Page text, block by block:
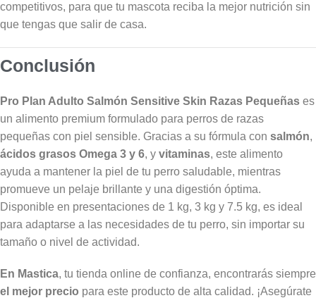
competitivos, para que tu mascota reciba la mejor nutrición sin
que tengas que salir de casa.
Conclusión
Pro Plan Adulto Salmón Sensitive Skin Razas Pequeñas es
un alimento premium formulado para perros de razas
pequeñas con piel sensible. Gracias a su fórmula con salmón,
ácidos grasos Omega 3 y 6, y vitaminas, este alimento
ayuda a mantener la piel de tu perro saludable, mientras
promueve un pelaje brillante y una digestión óptima.
Disponible en presentaciones de 1 kg, 3 kg y 7.5 kg, es ideal
para adaptarse a las necesidades de tu perro, sin importar su
tamaño o nivel de actividad.
En Mastica, tu tienda online de confianza, encontrarás siempre
el mejor precio para este producto de alta calidad. ¡Asegúrate